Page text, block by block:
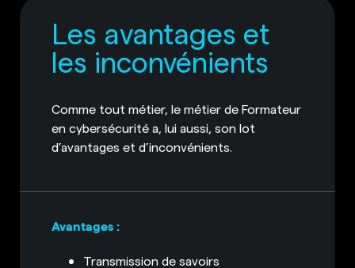
Les avantages et
les inconvénients
Comme tout métier, le métier de Formateur
en cybersécurité a, lui aussi, son lot
d’avantages et d’inconvénients.
Avantages :
Transmission de savoirs